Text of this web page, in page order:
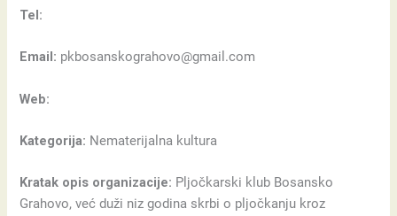
Tel:
Email: pkbosanskograhovo@gmail.com
Web:
Kategorija: Nematerijalna kultura
Kratak opis organizacije: Pljočkarski klub Bosansko
Grahovo, već duži niz godina skrbi o pljočkanju kroz